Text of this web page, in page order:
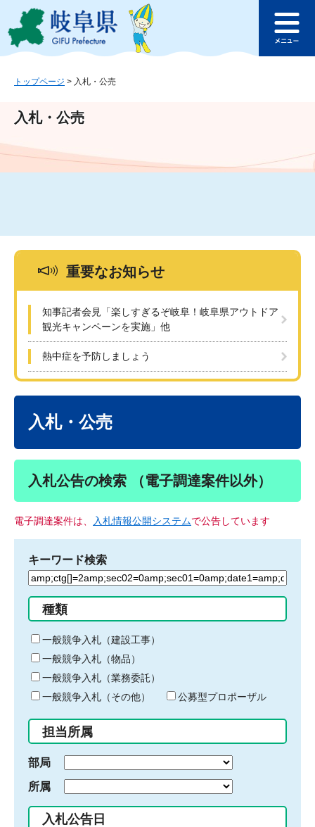
ジ
ュ
文
このページの本文へ
ュ
トップページ > 入札・公売
入札・公売
重要なお知らせ
知事記者会見「楽しすぎるぞ岐阜！岐阜県アウトドア
観光キャンペーンを実施」他
熱中症を予防しましょう
入札・公売
入札公告の検索 （電子調達案件以外）
電子調達案件は、 入札情報公開システムで公告しています
キーワード検索
検
る
キ
ー
ワ
ー
ド
入
力
種類
一般競争入札（建設工事）
一般競争入札（物品）
一般競争入札（業務委託）
一般競争入札（その他）
公募型プロポーザル
担当所属
部局
所属
入札公告日